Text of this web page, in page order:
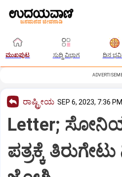
ಮುಖಪುಟ ಸುದ್ದಿ ವಿಭಾಗ ದಿನ
ರಾಷ್ಟ್ರೀಯ SEP 6, 2023, 7:36
Letter;
ಪತ್ರಕ್ಕೆ